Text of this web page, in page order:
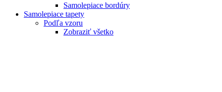
Samolepiace bordúry
Samolepiace tapety
Podľa vzoru
Zobraziť všetko